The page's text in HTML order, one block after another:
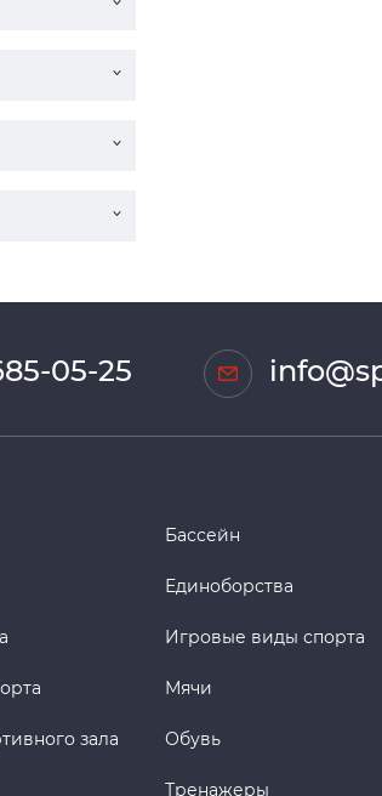
05-25
Бассейн
Единоборства
Игровые виды спорта
Мячи
зала Обувь
Тренажеры